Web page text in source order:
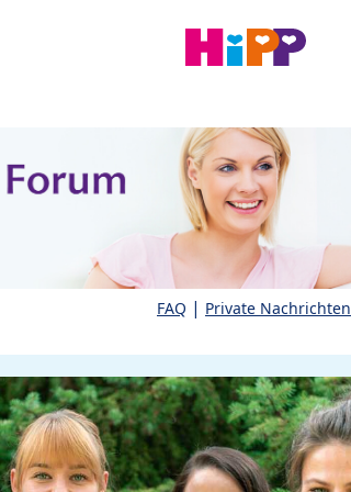
FAQ | Private Nachrichten